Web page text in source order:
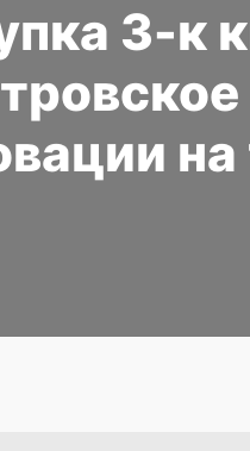
3-к
на